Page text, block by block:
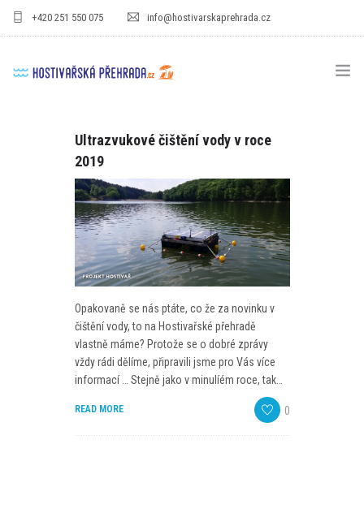
+420 251 550 075 info@hostivarskaprehrada.cz
Ultrazvukové čištění vody v roce
2019
Opakovaně se nás ptáte, co že za novinku v
čištění vody, to na Hostivařské přehradě
vlastně máme? Protože se o dobré zprávy
vždy rádi dělíme, připravili jsme pro Vás více
informací … Stejně jako v minulíém roce, tak…
READ MORE 0